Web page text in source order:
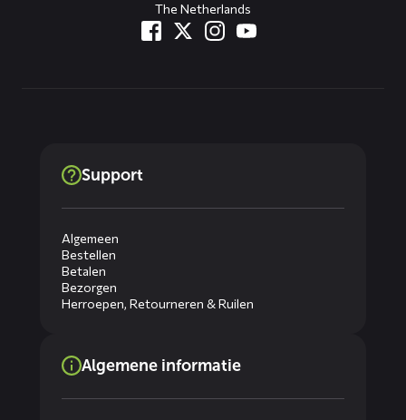
The Netherlands
Support
Algemeen
Bestellen
Betalen
Bezorgen
Herroepen, Retourneren & Ruilen
Algemene informatie